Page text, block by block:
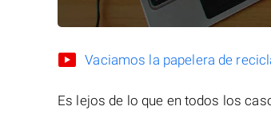
Vaciamos la papelera de
Es lejos de lo que en todos los